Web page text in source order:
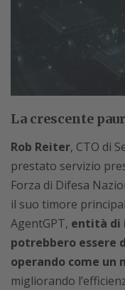
La crescente
Rob Reiter, CTO di
prestato servizio
Forza di Difesa
il suo timore
AgentGPT, entità di
potrebbero essere
operando come
migliorando